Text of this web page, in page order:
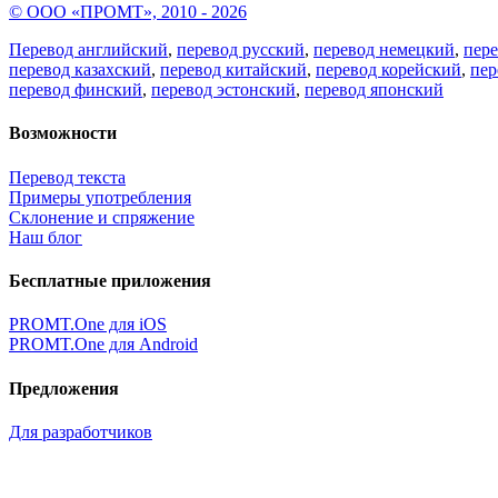
© ООО «ПРОМТ», 2010 - 2026
Перевод английский, перевод русский, перевод немецкий,
перевод казахский, перевод китайский, перевод корейский,
перевод финский, перевод эстонский, перевод японский
Возможности
Перевод текста
Примеры употребления
Склонение и спряжение
Наш блог
Бесплатные приложения
PROMT.One для iOS
PROMT.One для Android
Предложения
Для разработчиков